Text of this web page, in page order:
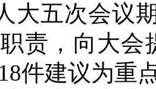
大五次会议
责，向大会
件建议为重